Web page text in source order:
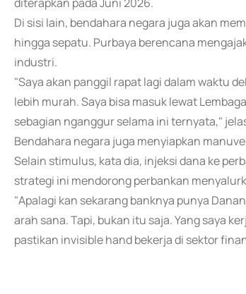
Di sisi lain, bendahara negara juga akan
hingga sepatu. Purbaya berencana
industri.
"Saya akan panggil rapat lagi dalam waktu
lebih murah. Saya bisa masuk lewat
sebagian nganggur selama ini ternyata,"
Bendahara negara juga menyiapkan
Selain stimulus, kata dia, injeksi dana ke
strategi ini mendorong perbankan
"Apalagi kan sekarang banknya punya
arah sana. Tapi, bukan itu saja. Yang saya
pastikan invisible hand bekerja di sektor